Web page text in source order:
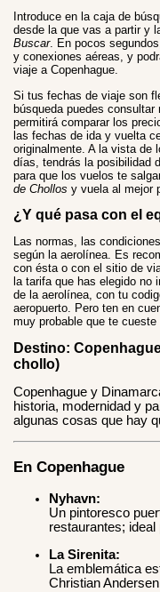
Introduce en la caja de
desde la que vas a partir y
Buscar. En pocos
y conexiones aéreas, y
viaje a Copenhague.
Si tus fechas de viaje son
búsqueda puedes consultar
permitirá comparar los
las fechas de ida y vuelta
originalmente. A la vista de
días, tendrás la posibilidad
para que los vuelos te
de Chollos y vuela al mejor
¿Y qué pasa con el
Las normas, las
según la aerolínea. Es
con ésta o con el sitio de
la tarifa que has elegido no
de la aerolínea, con tu
aeropuerto. Pero ten en
muy probable que te cueste
Destino:
chollo)
Copenhague y
historia, modernidad y
algunas cosas que hay
En Copenhague
Nyhavn:
Un pintoresco
restaurantes;
La Sirenita:
La emblemática
Christian